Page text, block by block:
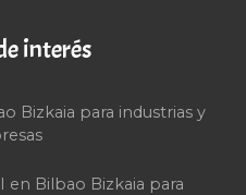
interés
Bizkaia para industrias y
Bilbao Bizkaia para